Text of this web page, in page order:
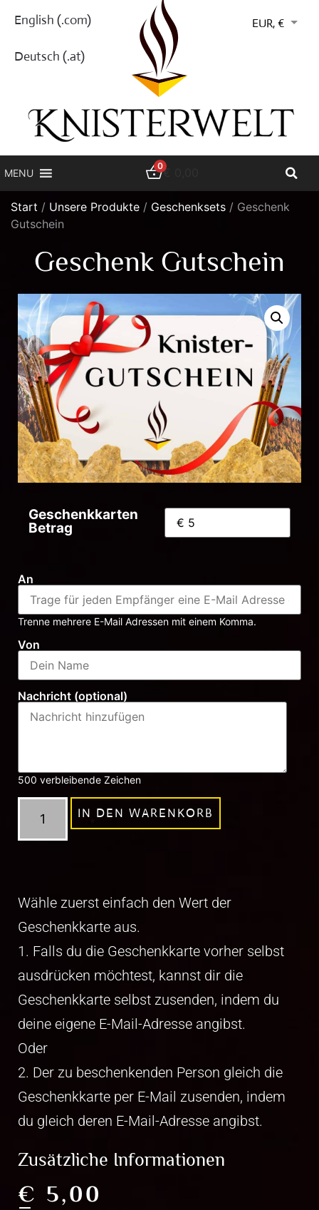
English (.com)
Deutsch (.at)
EUR, €
0€
MENU
Start / Unsere Produkte / Geschenksets / Geschenk
Gutschein
Geschenk Gutschein
Geschenkkarten
Betrag
An
Trenne mehrere E-Mail Adressen mit einem Komma.
Von
Nachricht (optional)
500 verbleibende Zeichen
IN DEN WARENKORB
Wähle zuerst einfach den Wert der
Geschenkkarte aus.
1. Falls du die Geschenkkarte vorher selbst
ausdrücken möchtest, kannst dir die
Geschenkkarte selbst zusenden, indem du
deine eigene E-Mail-Adresse angibst.
Oder
2. Der zu beschenkenden Person gleich die
Geschenkkarte per E-Mail zusenden, indem
du gleich deren E-Mail-Adresse angibst.
Zusätzliche Informationen
€ 5,00